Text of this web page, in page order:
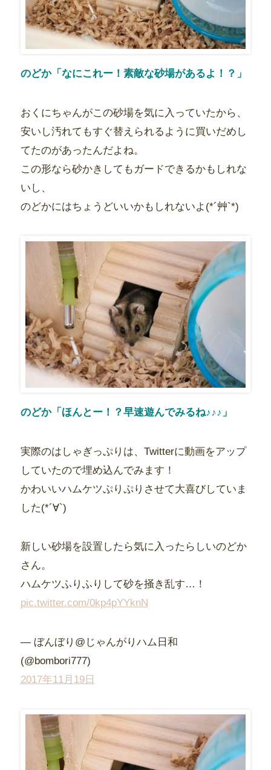
のどか「なにこれー！素敵な砂場があるよ！？」
おくにちゃんがこの砂場を気に入っていたから、
安いし汚れてもすぐ替えられるように買いだめし
てたのがあったんだよね。
この形なら砂かきしてもガードできるかもしれな
いし、
のどかにはちょうどいいかもしれないよ(*´艸`*)
のどか「ほんとー！？早速遊んでみるね♪♪♪」
実際のはしゃぎっぷりは、Twitterに動画をアップ
していたので埋め込んでみます！
かわいいハムケツぷりぷりさせて大喜びしていま
した(*´∀`)
新しい砂場を設置したら気に入ったらしいのどか
さん。
ハムケツふりふりして砂を掻き乱す…！
pic.twitter.com/0kp4pYYknN
— ぼんぼり@じゃんがりハム日和
(@bombori777)
2017年11月19日